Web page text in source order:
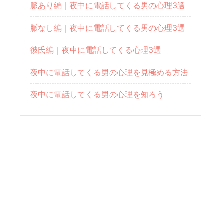
脈あり編｜夜中に電話してくる男の心理3選
脈なし編｜夜中に電話してくる男の心理3選
彼氏編｜夜中に電話してくる心理3選
夜中に電話してくる男の心理を見極める方法
夜中に電話してくる男の心理を知ろう